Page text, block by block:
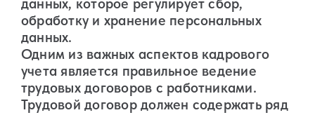
данных, которое регулирует сбор,
обработку и хранение персональных
данных.
Одним из важных аспектов кадрового
учета является правильное ведение
трудовых договоров с работниками.
Трудовой договор должен содержать ряд